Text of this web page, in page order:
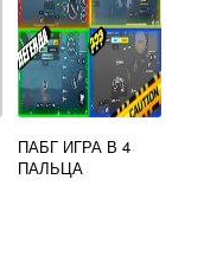
ПАБГ ИГРА В 4
ПАЛЬЦА